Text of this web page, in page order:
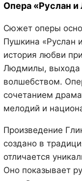
Опера «Руслан
Сюжет оперы
Пушкина «Руслан
история любви
Людмилы, выхода
волшебством.
сочетанием
мелодий и
Произведение
создано в
отличается
Оно показывает